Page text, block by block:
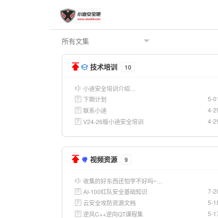
技术培训 10
小迪安全培训介绍…
下期计划
5-
联系小迪
4-
V24-26版小迪安全培训
4-
视频资源 9
收集的好东西还怕学不好吗~…
AI-100红队安全基础知识
7-
云安全攻防资源文档
5-
逆风C++逆向QT课程集
5-